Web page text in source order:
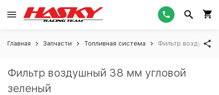
Главная Запчасти Топливная система Фильтр
Фильтр воздушный 38 мм угловой
зеленый